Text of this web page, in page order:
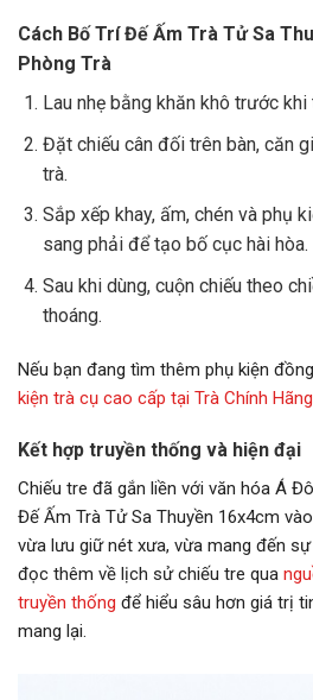
Cách Bố Trí Đế Ấm Trà Tử Sa
Phòng Trà
Lau nhẹ bằng khăn khô trước
Đặt chiếu cân đối trên bàn, căn
trà.
Sắp xếp khay, ấm, chén và phụ
sang phải để tạo bố cục hài hòa.
Sau khi dùng, cuộn chiếu theo
thoáng.
Nếu bạn đang tìm thêm phụ kiện
kiện trà cụ cao cấp tại Trà Chính Hãng
Kết hợp truyền thống và hiện đại
Chiếu tre đã gắn liền với văn hóa Á
Đế Ấm Trà Tử Sa Thuyền 16x4cm
vừa lưu giữ nét xưa, vừa mang đến
đọc thêm về lịch sử chiếu tre qua
truyền thống để hiểu sâu hơn giá trị
mang lại.